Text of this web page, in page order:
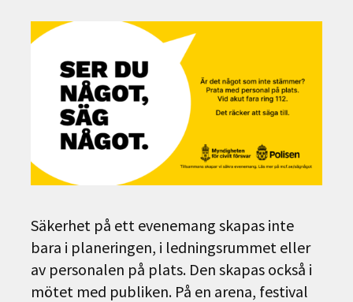
Säkerhet på ett evenemang skapas inte
bara i planeringen, i ledningsrummet eller
av personalen på plats. Den skapas också i
mötet med publiken. På en arena, festival